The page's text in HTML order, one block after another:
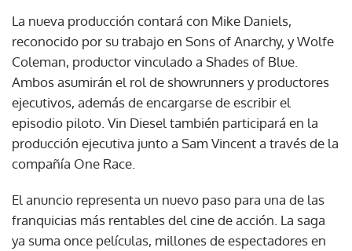
La nueva producción contará con Mike Daniels,
reconocido por su trabajo en Sons of Anarchy, y Wolfe
Coleman, productor vinculado a Shades of Blue.
Ambos asumirán el rol de showrunners y productores
ejecutivos, además de encargarse de escribir el
episodio piloto. Vin Diesel también participará en la
producción ejecutiva junto a Sam Vincent a través de la
compañía One Race.
El anuncio representa un nuevo paso para una de las
franquicias más rentables del cine de acción. La saga
ya suma once películas, millones de espectadores en